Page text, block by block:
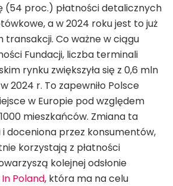
(54 proc.) płatności detalicznych
a w 2024 roku jest to już
transakcji. Co ważne w ciągu
Fundacji, liczba terminali
rynku zwiększyła się z 0,6 mln
2024 r. To zapewniło Polsce
w Europie pod względem
mieszkańców. Zmiana ta
i doceniona przez konsumentów,
korzystają z płatności
kolejnej odsłonie
Poland, która ma na celu